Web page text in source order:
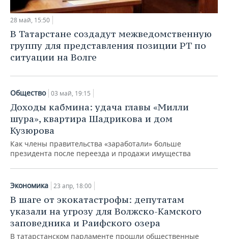
28 май, 15:50
В Татарстане создадут межведомственную
группу для представления позиции РТ по
ситуации на Волге
Общество 03 май, 19:15
Доходы кабмина: удача главы «Милли
шура», квартира Шадрикова и дом
Кузюрова
Как члены правительства «заработали» больше
президента после переезда и продажи имущества
Экономика 23 апр, 18:00
В шаге от экокатастрофы: депутатам
указали на угрозу для Волжско-Камского
заповедника и Раифского озера
В татарстанском парламенте прошли общественные